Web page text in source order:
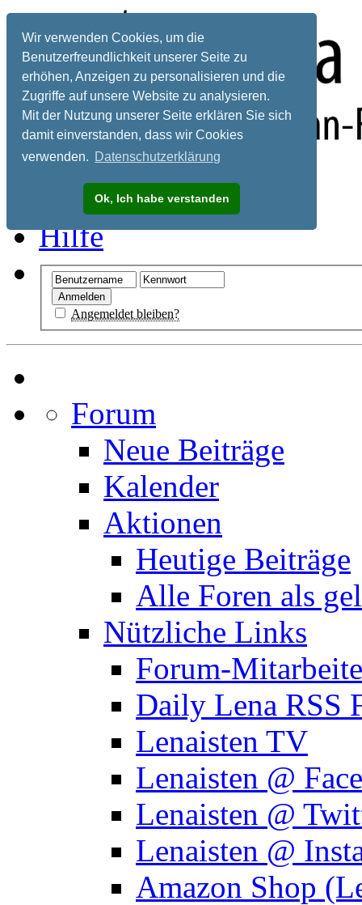
Wir verwenden Cookies, um die
Benutzerfreundlichkeit unserer Seite zu
erhöhen, Anzeigen zu personalisieren und die
Zugriffe auf unsere Website zu analysieren.
Mit der Nutzung unserer Seite erklären Sie sich
damit einverstanden, dass wir Cookies
verwenden. Datenschutzerklärung
Ok, Ich habe verstanden
Registrieren
Hilfe
Angemeldet bleiben?
Forum
Neue Beiträge
Kalender
Aktionen
Heutige Beiträge
Alle Foren als
Nützliche Links
Forum-
Daily Lena RSS
Lenaisten TV
Lenaisten @
Lenaisten @
Lenaisten @
Amazon Shop